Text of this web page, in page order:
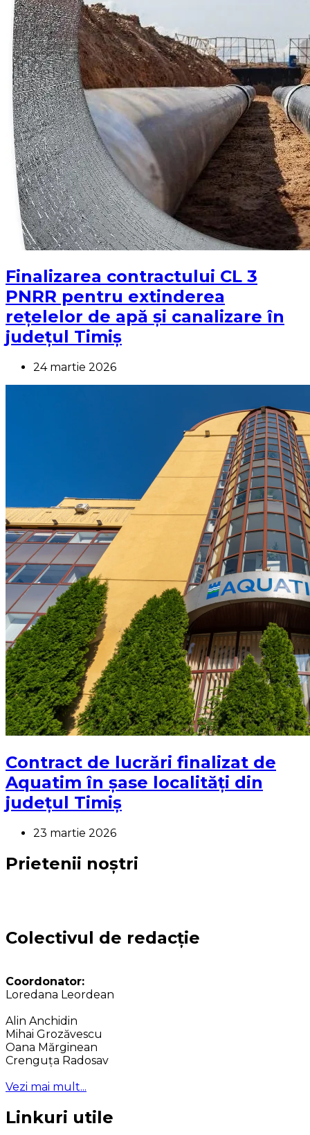
Finalizarea contractului CL 3
PNRR pentru extinderea
rețelelor de apă și canalizare în
județul Timiș
24 martie 2026
Contract de lucrări finalizat de
Aquatim în șase localități din
județul Timiș
23 martie 2026
Prietenii noștri
Colectivul de redacție
Coordonator:
Loredana Leordean
Alin Anchidin
Mihai Grozăvescu
Oana Mărginean
Crenguța Radosav
Vezi mai mult...
Linkuri utile